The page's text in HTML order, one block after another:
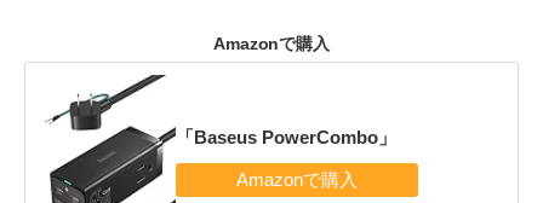
Amazonで購入
「Baseus PowerCombo」